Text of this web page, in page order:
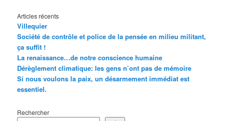
Articles récents
Villequier
Société de contrôle et police de la pensée en milieu militant,
ça suffit !
La renaissance…de notre conscience humaine
Dérèglement climatique: les gens n’ont pas de mémoire
Si nous voulons la paix, un désarmement immédiat est
essentiel.
Rechercher